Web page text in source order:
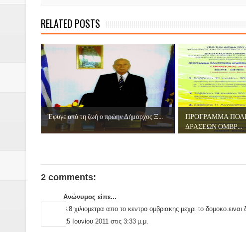
Νεομοναστηριώτικα ...Λαϊκή Μαντεία
Βίντεο του Εφηβικού τμήματος του
RELATED POSTS
Έφυγε από τη ζωή ο πρώην Δήμαρχος Ξ...
ΠΡΟΓΡΑΜΜΑ
ΔΡΑΣΕΩΝ ΟΜΒΡ...
2 comments:
Ανώνυμος είπε...
3.8 χιλιομετρα απο το κεντρο ομβριακης μεχρι το
25 Ιουνίου 2011 στις 3:33 μ.μ.